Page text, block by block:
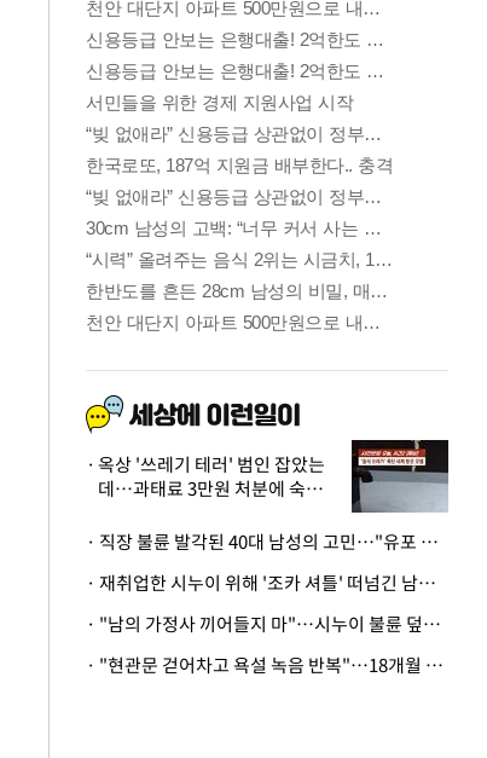
옥상 '쓰레기 테러' 범인 잡았는
데…과태료 3만원 처분에 숙박업
· 직장 불륜 발각된 40대 남성의 고민…"유포 동료 명예훼손·협박죄 고소 가능할까"
· 재취업한 시누이 위해 '조카 셔틀' 떠넘긴 남편…아내 "난 못한다"
· "남의 가정사 끼어들지 마"…시누이 불륜 덮으려는 남편에 억울한 아내
· "현관문 걷어차고 욕설 녹음 반복"…18개월 아기 키우는 집 뒤흔든 '앞집의 비극'